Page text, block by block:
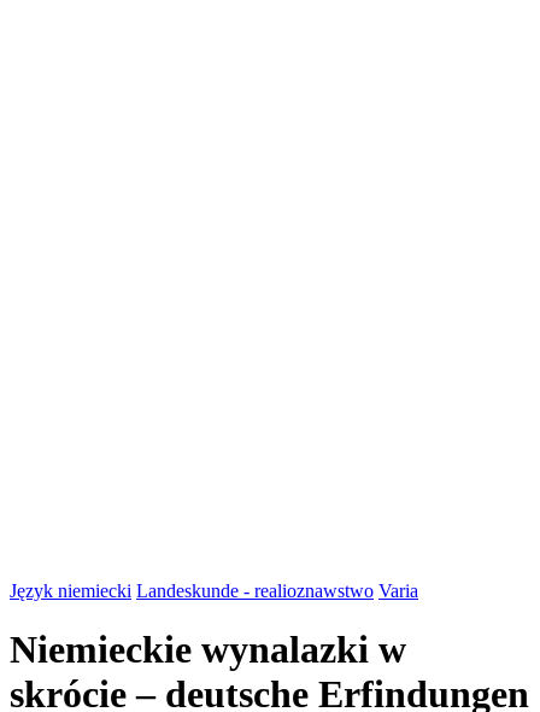
Język niemiecki Landeskunde - realioznawstwo Varia
Niemieckie wynalazki w
skrócie – deutsche Erfindungen